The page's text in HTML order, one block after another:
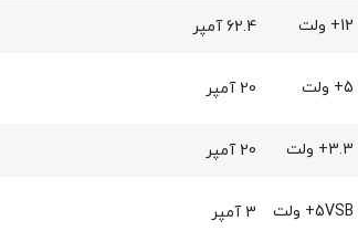
62.4 آمپر
20 آمپر
20 آمپر
3 آمپر